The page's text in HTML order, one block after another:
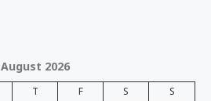
August 2026
T F S S